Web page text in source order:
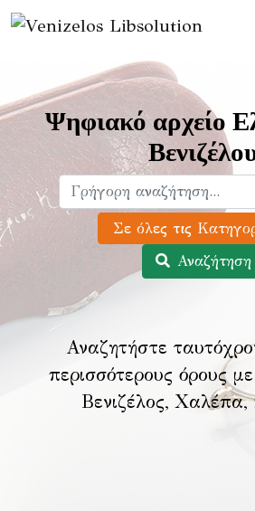
Ψηφιακό αρχείο
Αναζήτηση
Αναζητήστε
περισσότερους όρους
Βενιζέλος, Χαλέπα,